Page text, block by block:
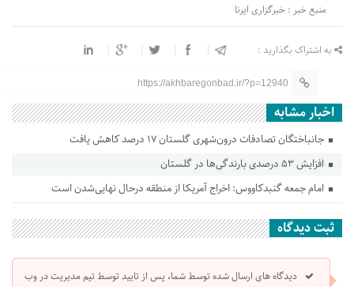
منبع خبر : خبرگزاری ایرنا
به اشتراک بگذارید :
https://akhbaregonbad.ir/?p=12940
اخبار مشابه
جانباختگان تصادفات درون‌شهری گلستان ۱۷ درصد کاهش یافت
افزایش ۵۳ درصدی بارندگی‌ها در گلستان
امام جمعه گنبدکاووس: اخراج آمریکا از منطقه درحال نهایی‌شدن است
ثبت دیدگاه
دیدگاه های ارسال شده توسط شما، پس از تایید توسط تیم مدیریت در وب